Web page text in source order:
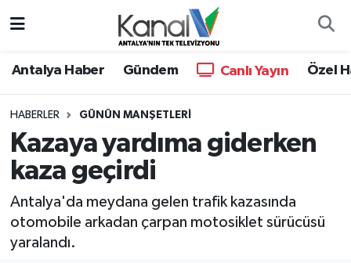
Antalya Haber Gündem Canlı Yayın Özel
HABERLER GÜNÜN MANŞETLERI
Kazaya yardıma giderken
kaza geçirdi
Antalya'da meydana gelen trafik kazasında
otomobile arkadan çarpan motosiklet sürücüsü
yaralandı.
Antalya Haber
Dünya
Eğitim
Ekonomi
Hava Durumu
Trafik Durumu
Süper Lig Puan Durumu ve Fikstür
Tüm Manşetler